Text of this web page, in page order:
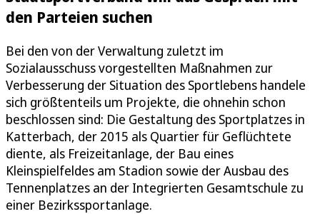
den Parteien suchen
Bei den von der Verwaltung zuletzt im
Sozialausschuss vorgestellten Maßnahmen zur
Verbesserung der Situation des Sportlebens handele
sich größtenteils um Projekte, die ohnehin schon
beschlossen sind: Die Gestaltung des Sportplatzes in
Katterbach, der 2015 als Quartier für Geflüchtete
diente, als Freizeitanlage, der Bau eines
Kleinspielfeldes am Stadion sowie der Ausbau des
Tennenplatzes an der Integrierten Gesamtschule zu
einer Bezirkssportanlage.